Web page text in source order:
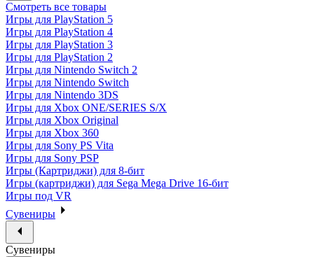
Смотреть все товары
Игры для PlayStation 5
Игры для PlayStation 4
Игры для PlayStation 3
Игры для PlayStation 2
Игры для Nintendo Switch 2
Игры для Nintendo Switch
Игры для Nintendo 3DS
Игры для Xbox ONE/SERIES S/X
Игры для Xbox Original
Игры для Xbox 360
Игры для Sony PS Vita
Игры для Sony PSP
Игры (Картриджи) для 8-бит
Игры (картриджи) для Sega Mega Drive 16-бит
Игры под VR
Сувениры
Сувениры